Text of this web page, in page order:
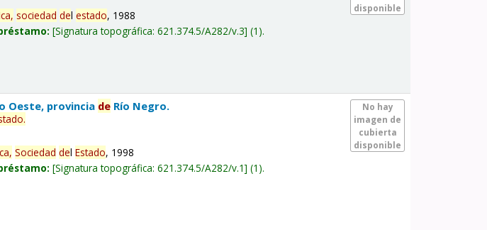
disponible
sociedad delestado, 1988
Signatura topográfica:621.374.5/A282/v.3 (1).
No hay
imagen de
cubierta
disponible
Oeste, provincia de Río Negro.
.
Sociedad delEstado, 1998
Signatura topográfica:621.374.5/A282/v.1 (1).